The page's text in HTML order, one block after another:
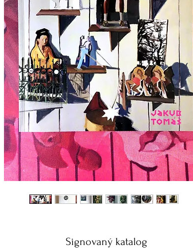
Signovaný katalog